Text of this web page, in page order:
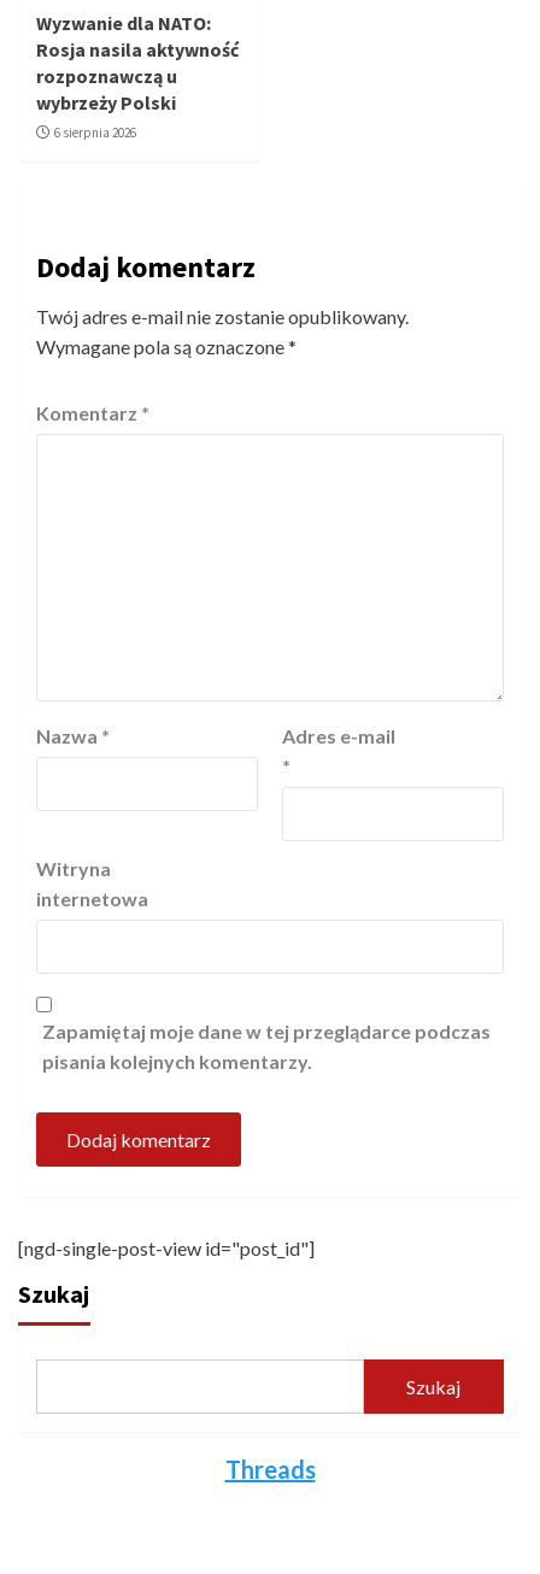
Wyzwanie dla NATO:
Rosja nasila aktywność
rozpoznawczą u
wybrzeży Polski
6 sierpnia 2026
Dodaj komentarz
Twój adres e-mail nie zostanie opublikowany.
Wymagane pola są oznaczone*
Komentarz *
Nazwa *
Adres e-mail
*
Witryna
internetowa
Zapamiętaj moje dane w tej przeglądarce podczas
pisania kolejnych komentarzy.
[ngd-single-post-view id="post_id"]
Szukaj
Szukaj
Threads